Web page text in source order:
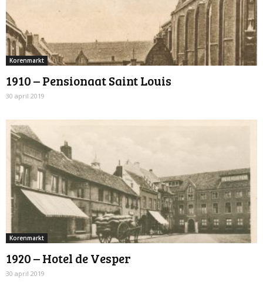
Korenmarkt
1910 – Pensionaat Saint Louis
30 april 2019
Korenmarkt
1920 – Hotel de Vesper
30 april 2019